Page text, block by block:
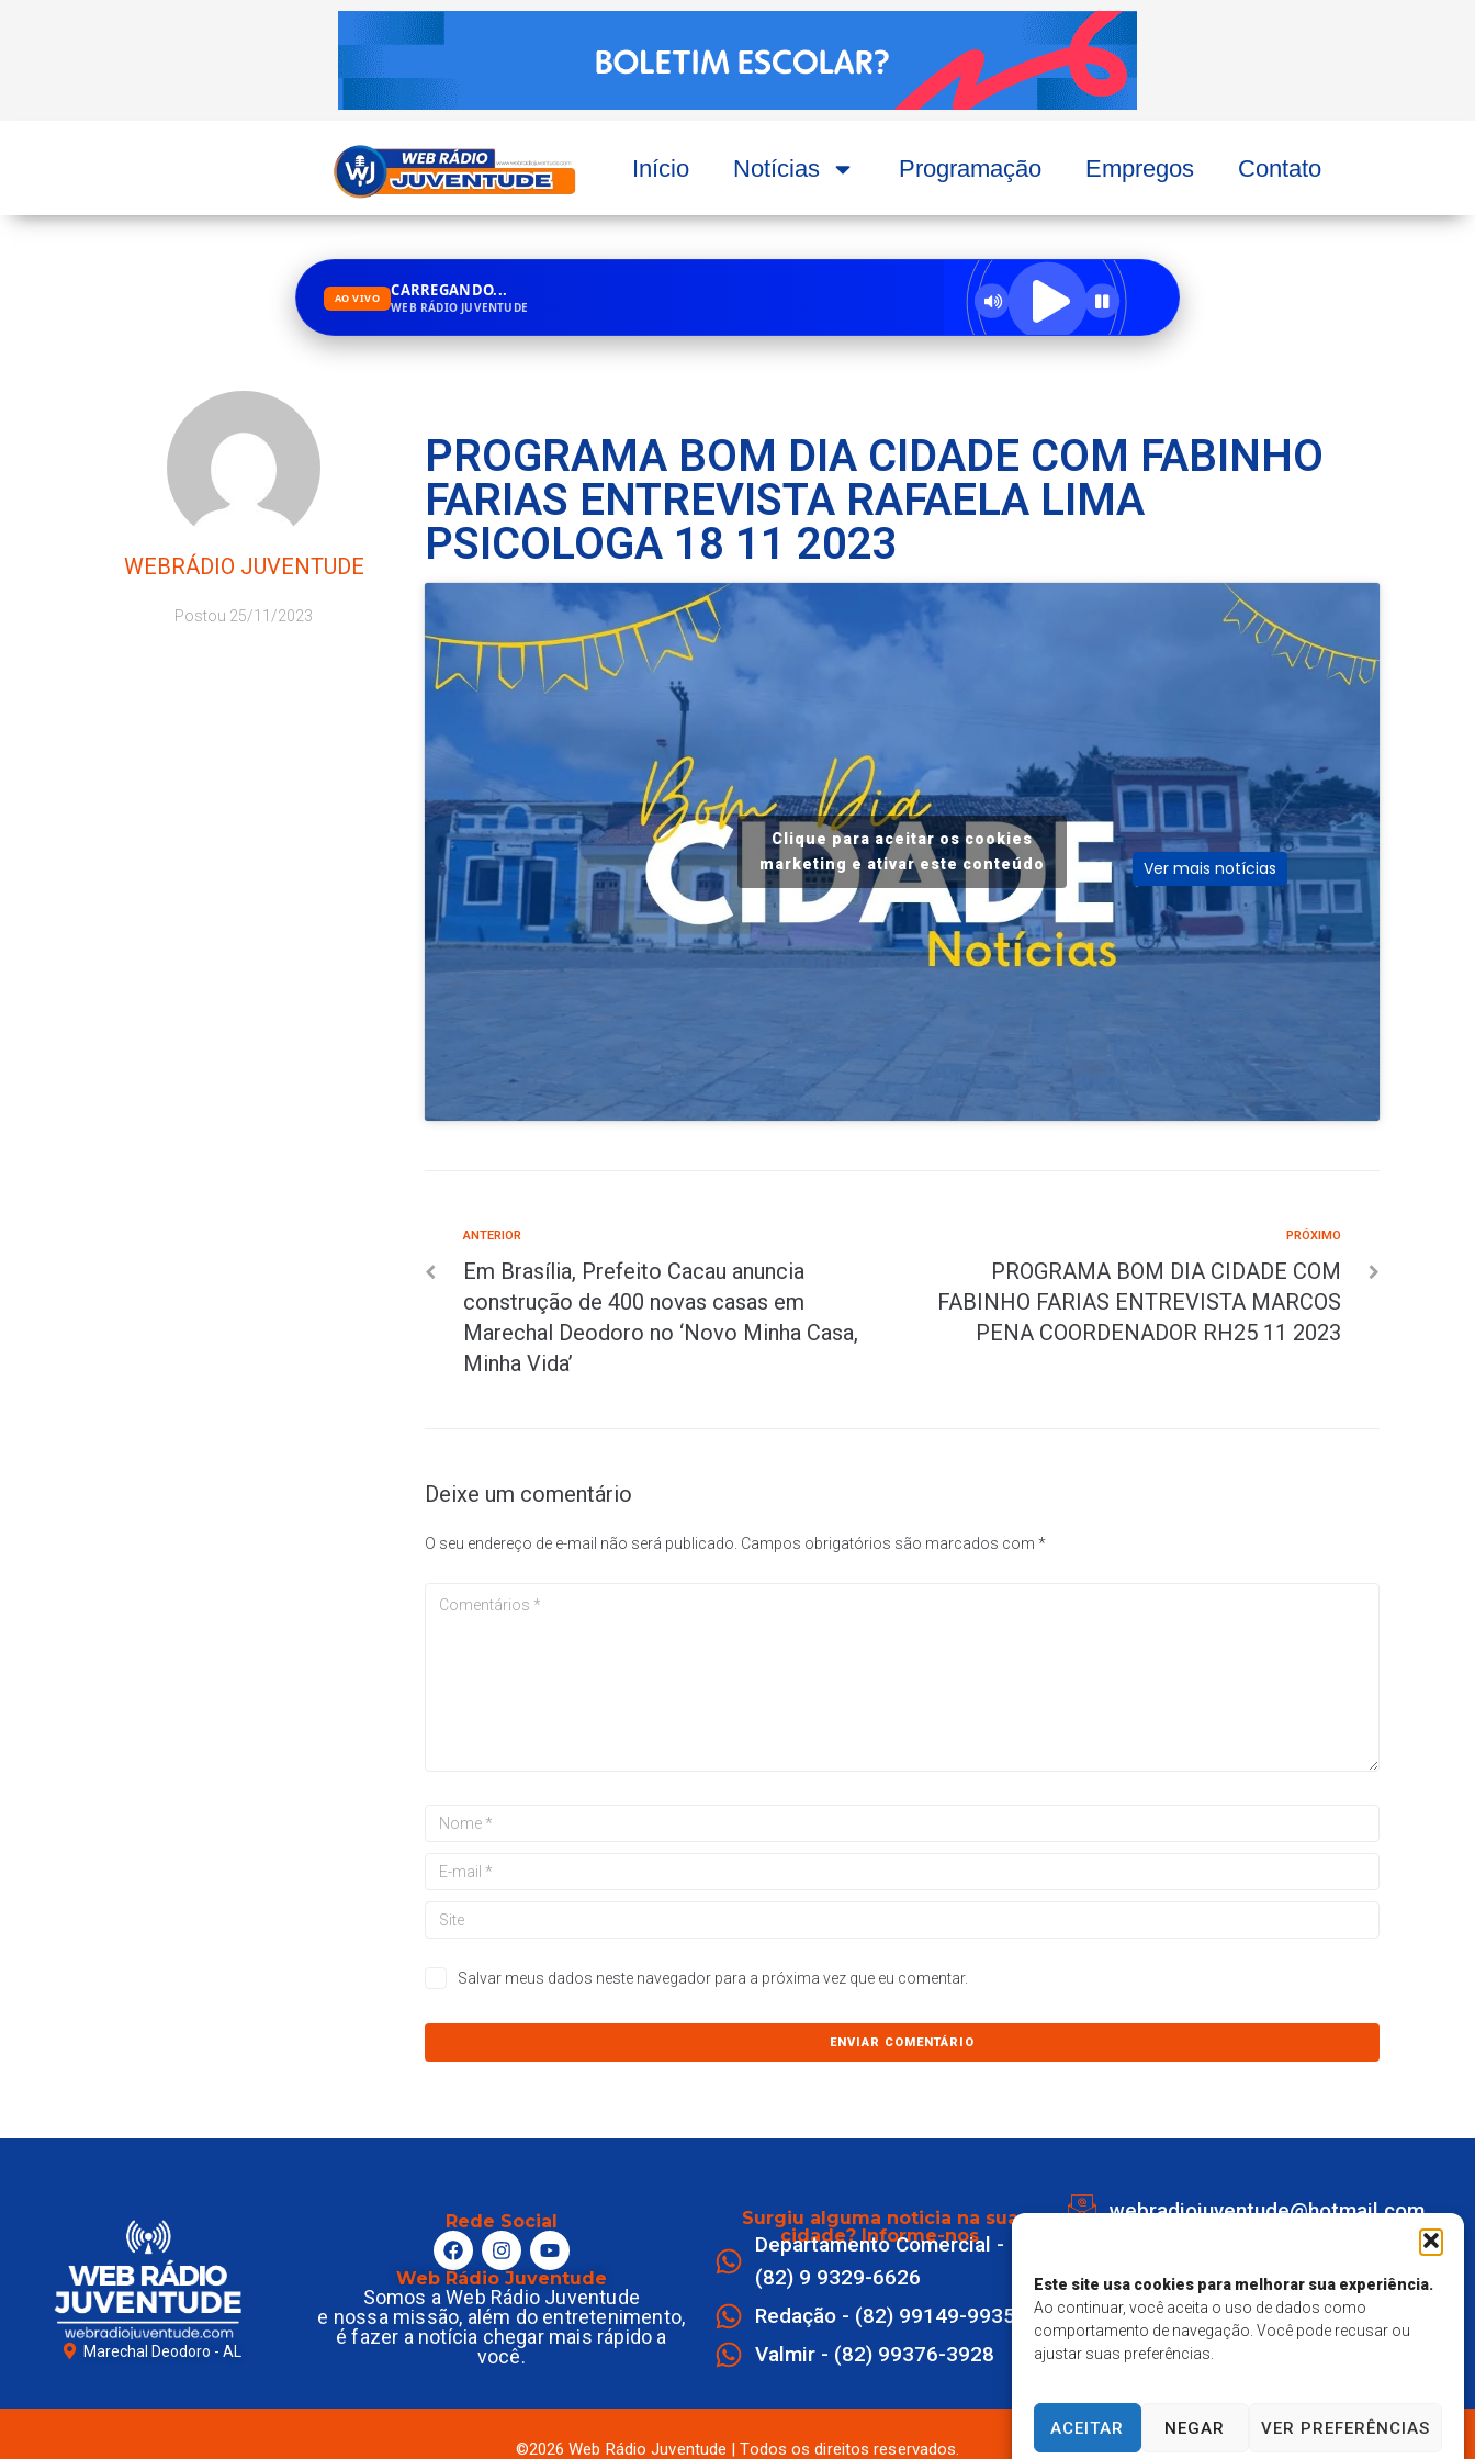
Este site usa cookies para melhorar sua experiência.
Ao continuar, você aceita o uso de dados como
comportamento de navegação. Você pode recusar ou
ajustar suas preferências.
ACEITAR NEGAR VER PREFERÊNCIAS
Início Notícias Programação Empregos Contato
AO VIVO CARREGANDO...
WEB RÁDIO JUVENTUDE
WEBRÁDIO JUVENTUDE
Postou 25/11/2023
PROGRAMA BOM DIA CIDADE COM FABINHO
FARIAS ENTREVISTA RAFAELA LIMA
PSICOLOGA 18 11 2023
Ver mais notícias
Clique para aceitar os cookies
marketing e ativar este conteúdo
ANTERIOR
Em Brasília, Prefeito Cacau anuncia
construção de 400 novas casas em
Marechal Deodoro no ‘Novo Minha Casa,
Minha Vida’
PRÓXIMO
PROGRAMA BOM DIA CIDADE COM
FABINHO FARIAS ENTREVISTA MARCOS
PENA COORDENADOR RH25 11 2023
Deixe um comentário
O seu endereço de e-mail não será publicado. Campos obrigatórios são marcados com *
Salvar meus dados neste navegador para a próxima vez que eu comentar.
Marechal Deodoro - AL
Rede Social
Web Rádio Juventude
Somos a Web Rádio Juventude
e nossa missão, além do entretenimento,
é fazer a notícia chegar mais rápido a
você.
Surgiu alguma noticia na sua
cidade? Informe-nos
Departamento Comercial -
(82) 9 9329-6626
Redação - (82) 99149-9935
Valmir - (82) 99376-3928
webradiojuventude@hotmail.com
Marechal Deodoro
Responsavel Técnico - Matheus
Mendes Santos
©2026 Web Rádio Juventude | Todos os direitos reservados.